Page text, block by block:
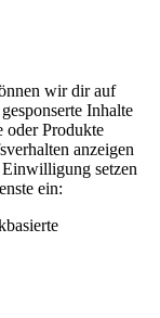
wir dir auf
Inhalte
oder Produkte
anzeigen
setzen
ein: